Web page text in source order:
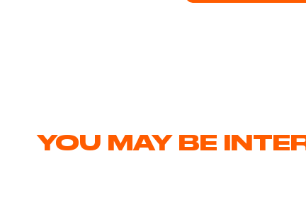
YOU MAY BE